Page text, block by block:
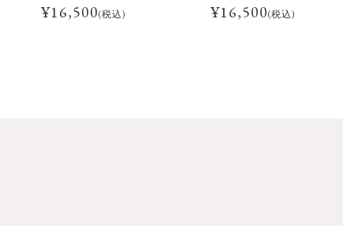
¥16,500(税込) ¥16,500(税込)